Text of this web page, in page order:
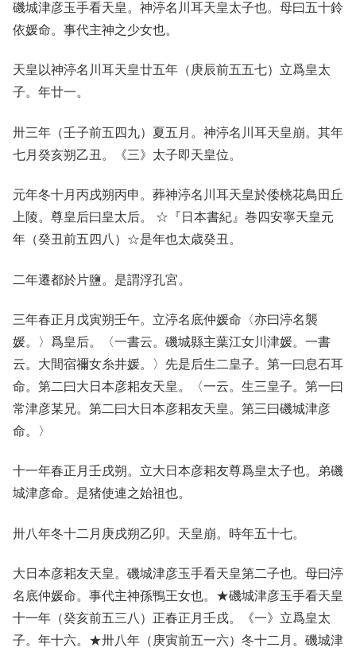
磯城津彦玉手看天皇。神渟名川耳天皇太子也。母曰五十鈴
依媛命。事代主神之少女也。
天皇以神渟名川耳天皇廿五年（庚辰前五五七）立爲皇太
子。年廿一。
卅三年（壬子前五四九）夏五月。神渟名川耳天皇崩。其年
七月癸亥朔乙丑。《三》太子即天皇位。
元年冬十月丙戌朔丙申。葬神渟名川耳天皇於倭桃花鳥田丘
上陵。尊皇后曰皇太后。 ☆『日本書紀』巻四安寧天皇元
年（癸丑前五四八）☆是年也太歳癸丑。
二年遷都於片鹽。是謂浮孔宮。
三年春正月戊寅朔壬午。立渟名底仲媛命〈亦曰渟名襲
媛。〉爲皇后。〈一書云。磯城縣主葉江女川津媛。一書
云。大間宿禰女糸井媛。〉先是后生二皇子。第一曰息石耳
命。第二曰大日本彦耜友天皇。〈一云。生三皇子。第一曰
常津彦某兄。第二曰大日本彦耜友天皇。第三曰磯城津彦
命。〉
十一年春正月壬戌朔。立大日本彦耜友尊爲皇太子也。弟磯
城津彦命。是猪使連之始祖也。
卅八年冬十二月庚戌朔乙卯。天皇崩。時年五十七。
大日本彦耜友天皇。磯城津彦玉手看天皇第二子也。母曰渟
名底仲媛命。事代主神孫鴨王女也。★磯城津彦玉手看天皇
十一年（癸亥前五三八）正春正月壬戌。《一》立爲皇太
子。年十六。★卅八年（庚寅前五一六）冬十二月。磯城津